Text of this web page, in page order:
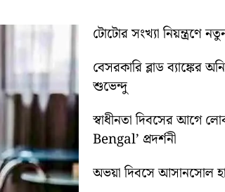
টোটোর সংখ্যা নিয়ন্ত্রণে
বেসরকারি ব্লাড ব্যাঙ্কের
শুভেন্দু
স্বাধীনতা দিবসের
Bengal’ প্রদর্শনী
অভয়া দিবসে আসানসোল